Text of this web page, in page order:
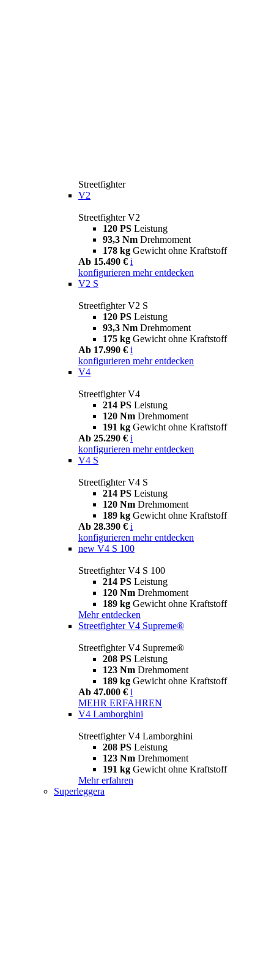
Streetfighter
V2
Streetfighter V2
120 PS Leistung
93,3 Nm Drehmoment
178 kg Gewicht ohne Kraftstoff
Ab 15.490 € i
konfigurieren mehr entdecken
V2 S
Streetfighter V2 S
120 PS Leistung
93,3 Nm Drehmoment
175 kg Gewicht ohne Kraftstoff
Ab 17.990 € i
konfigurieren mehr entdecken
V4
Streetfighter V4
214 PS Leistung
120 Nm Drehmoment
191 kg Gewicht ohne Kraftstoff
Ab 25.290 € i
konfigurieren mehr entdecken
V4 S
Streetfighter V4 S
214 PS Leistung
120 Nm Drehmoment
189 kg Gewicht ohne Kraftstoff
Ab 28.390 € i
konfigurieren mehr entdecken
new V4 S 100
Streetfighter V4 S 100
214 PS Leistung
120 Nm Drehmoment
189 kg Gewicht ohne Kraftstoff
Mehr entdecken
Streetfighter V4 Supreme®
Streetfighter V4 Supreme®
208 PS Leistung
123 Nm Drehmoment
189 kg Gewicht ohne Kraftstoff
Ab 47.000 € i
MEHR ERFAHREN
V4 Lamborghini
Streetfighter V4 Lamborghini
208 PS Leistung
123 Nm Drehmoment
191 kg Gewicht ohne Kraftstoff
Mehr erfahren
Superleggera